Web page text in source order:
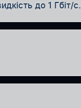
до 1 Гбіт/с.